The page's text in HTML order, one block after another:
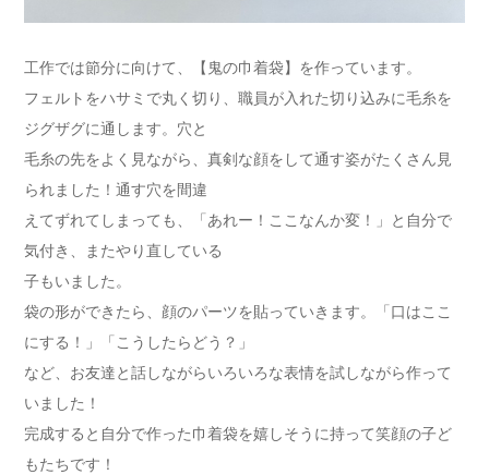
工作では節分に向けて、【鬼の巾着袋】を作っています。
フェルトをハサミで丸く切り、職員が入れた切り込みに毛糸を
ジグザグに通します。穴と
毛糸の先をよく見ながら、真剣な顔をして通す姿がたくさん見
られました！通す穴を間違
えてずれてしまっても、「あれー！ここなんか変！」と自分で
気付き、またやり直している
子もいました。
袋の形ができたら、顔のパーツを貼っていきます。「口はここ
にする！」「こうしたらどう？」
など、お友達と話しながらいろいろな表情を試しながら作って
いました！
完成すると自分で作った巾着袋を嬉しそうに持って笑顔の子ど
もたちです！